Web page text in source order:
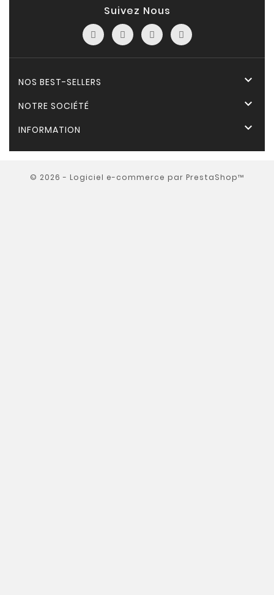
Suivez Nous
NOS BEST-SELLERS 
NOTRE SOCIÉTÉ 
INFORMATION 
© 2026 - Logiciel e-commerce par PrestaShop™